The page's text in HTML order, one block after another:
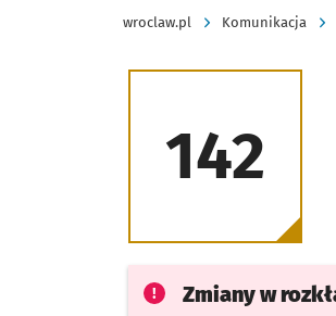
wroclaw.pl Komunikacja
142
Zmiany w